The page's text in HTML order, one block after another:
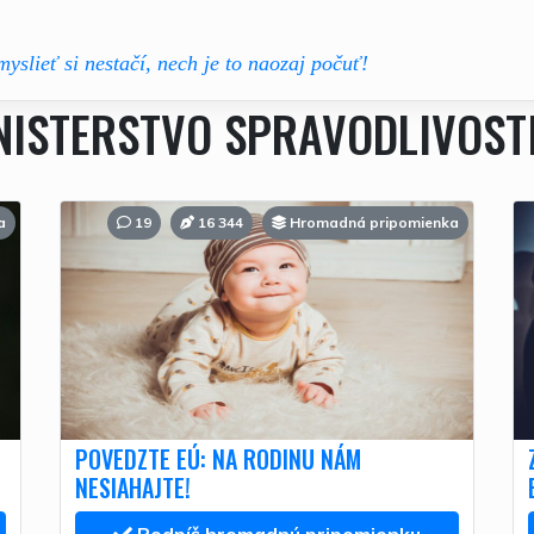
si nestačí, nech je to naozaj počuť!
19 16 344 Hromadná pripomienka
POVEDZTE EÚ: NA RODINU NÁM
NESIAHAJTE!